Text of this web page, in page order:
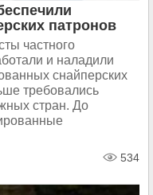
патронов
частного
и наладили
снайперских
требовались
стран. До
534